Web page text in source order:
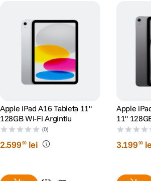
cu pana la 40% mai rapide fata de iPad Air cu cip
Caching, ray tracing si mesh shading accelerate
videoclipuri si grafica de o claritate uimitoare.
Apple iPad A16 Tableta 11"
128GB Wi-Fi Argintiu
(0)
2.59990 lei
Apple
11"
3.19990